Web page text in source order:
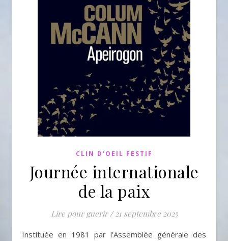
CLIN D'OEIL FESTIF
Journée internationale
de la paix
Lire pour guerir / 21 septembre 2025
Instituée en 1981 par l’Assemblée générale des